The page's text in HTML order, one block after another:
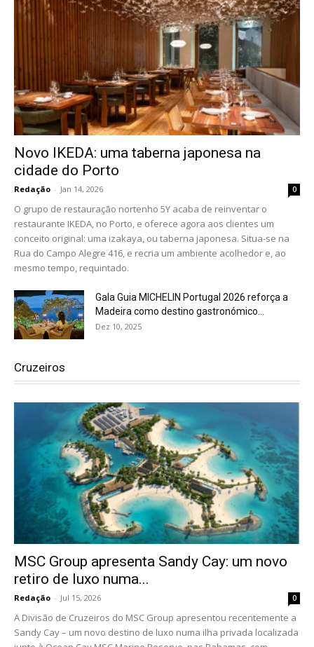
Novo IKEDA: uma taberna japonesa na
cidade do Porto
Redação - Jan 14, 2026 0
O grupo de restauração nortenho 5Y acaba de reinventar o
restaurante IKEDA, no Porto, e oferece agora aos clientes um
conceito original: uma izakaya, ou taberna japonesa. Situa-se na
Rua do Campo Alegre 416, e recria um ambiente acolhedor e, ao
mesmo tempo, requintado.
Gala Guia MICHELIN Portugal 2026 reforça a
Madeira como destino gastronómico...
Dez 10, 2025
Cruzeiros
MSC Group apresenta Sandy Cay: um novo
retiro de luxo numa...
Redação - Jul 15, 2026 0
A Divisão de Cruzeiros do MSC Group apresentou recentemente a
Sandy Cay – um novo destino de luxo numa ilha privada localizada